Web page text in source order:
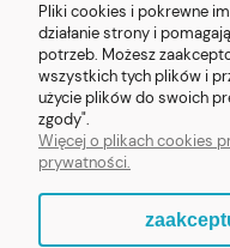
E-prezent.org|
1133029322 | REGON:
© 2021
Pliki cookies i pokrewne
działanie strony i
potrzeb. Możesz
wszystkich tych plików i
użycie plików do swoich
zgody".
Więcej o plikach cookies
prywatności.